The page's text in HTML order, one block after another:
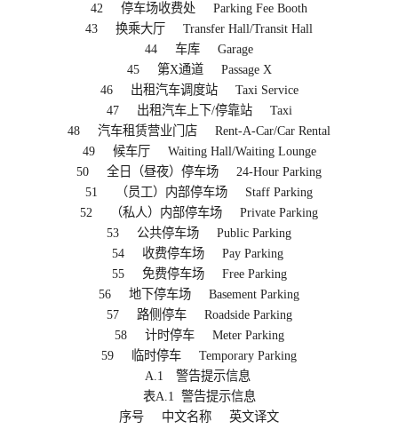
42 停车场收费处 Parking Fee Booth
43 换乘大厅 Transfer Hall/Transit Hall
44 车库 Garage
45 第X通道 Passage X
46 出租汽车调度站 Taxi Service
47 出租汽车上下/停靠站 Taxi
48 汽车租赁营业门店 Rent-A-Car/Car Rental
49 候车厅 Waiting Hall/Waiting Lounge
50 全日（昼夜）停车场 24-Hour Parking
51 （员工）内部停车场 Staff Parking
52 （私人）内部停车场 Private Parking
53 公共停车场 Public Parking
54 收费停车场 Pay Parking
55 免费停车场 Free Parking
56 地下停车场 Basement Parking
57 路侧停车 Roadside Parking
58 计时停车 Meter Parking
59 临时停车 Temporary Parking
A.1 警告提示信息
表A.1 警告提示信息
序号 中文名称 英文译文